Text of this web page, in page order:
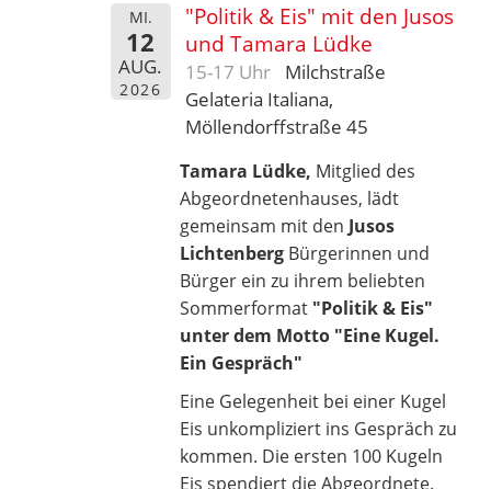
MI.
12
AUG.
2026
"Politik & Eis" mit den Jusos
und Tamara Lüdke
15-17 Uhr
Milchstraße
Gelateria Italiana,
Möllendorffstraße 45
Tamara Lüdke, Mitglied des
Abgeordnetenhauses, lädt
gemeinsam mit den Jusos
Lichtenberg Bürgerinnen und
Bürger ein zu ihrem beliebten
Sommerformat "Politik & Eis"
unter dem Motto "Eine Kugel.
Ein Gespräch"
Eine Gelegenheit bei einer Kugel
Eis unkompliziert ins Gespräch zu
kommen. Die ersten 100 Kugeln
Eis spendiert die Abgeordnete.